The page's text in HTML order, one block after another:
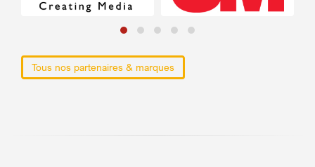
Tous nos partenaires & marques